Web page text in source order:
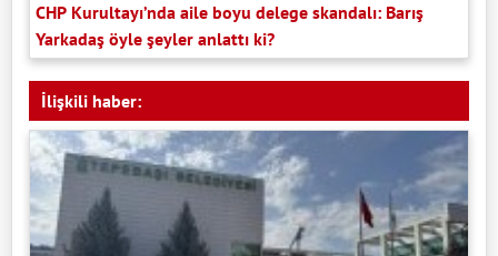
CHP Kurultayı’nda aile boyu delege skandalı: Barış
Yarkadaş öyle şeyler anlattı ki?
İlişkili haber: